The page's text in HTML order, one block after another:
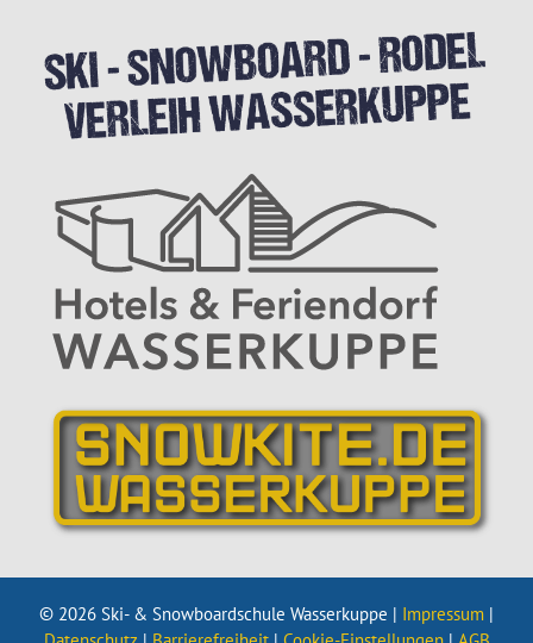
© 2026 Ski- & Snowboardschule Wasserkuppe | Impressum |